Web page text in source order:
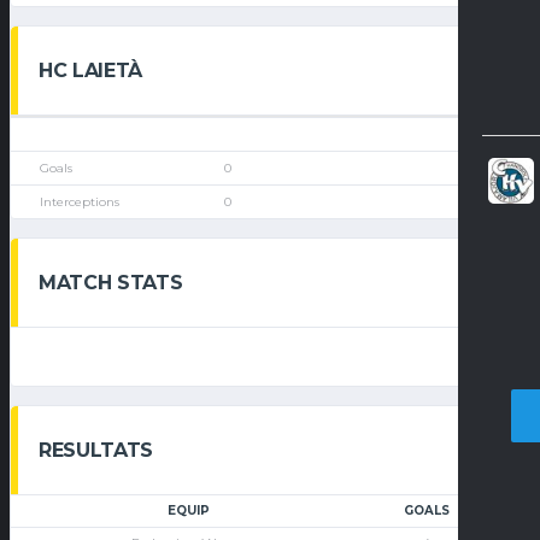
HC LAIETÀ
0
0
MATCH STATS
RESULTATS
EQUIP GOALS